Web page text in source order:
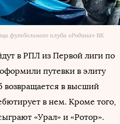
футбольного клуба «Родина» ВК
в РПЛ из Первой лиги по
путевки в элиту
возвращается в высший
в нем. Кроме того,
«Урал» и «Ротор».